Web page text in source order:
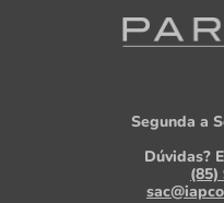
Segunda a
Dúvidas?
(85)